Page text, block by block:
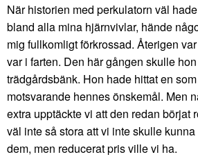
När historien med perkulatorn väl
bland alla mina hjärnvivlar, hände
mig fullkomligt förkrossad. Återigen
var i farten. Den här gången skulle
trädgårdsbänk. Hon hade hittat en
motsvarande hennes önskemål. Men
extra upptäckte vi att den redan börjat
väl inte så stora att vi inte skulle
dem, men reducerat pris ville vi ha.